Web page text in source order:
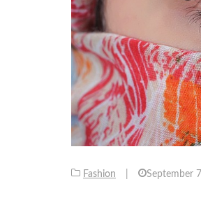
Fashion September